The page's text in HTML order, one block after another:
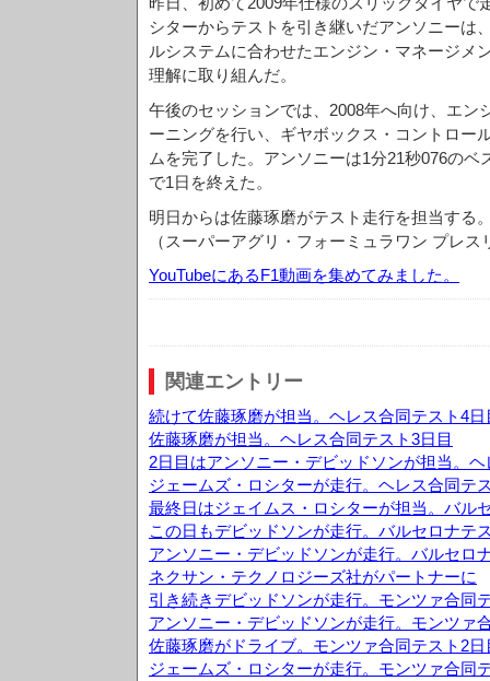
シターからテストを引き継いだアンソニーは
ルシステムに合わせたエンジン・マネージメ
理解に取り組んだ。
午後のセッションでは、2008年へ向け、エン
ーニングを行い、ギヤボックス・コントロー
ムを完了した。アンソニーは1分21秒076のベ
で1日を終えた。
明日からは佐藤琢磨がテスト走行を担当する
（スーパーアグリ・フォーミュラワン プレス
YouTubeにあるF1動画を集めてみました。
関連エントリー
続けて佐藤琢磨が担当。ヘレス合同テスト4日
佐藤琢磨が担当。ヘレス合同テスト3日目
2日目はアンソニー・デビッドソンが担当。
ジェームズ・ロシターが走行。ヘレス合同テ
最終日はジェイムス・ロシターが担当。バル
この日もデビッドソンが走行。バルセロナテ
アンソニー・デビッドソンが走行。バルセロ
ネクサン・テクノロジーズ社がパートナーに
引き続きデビッドソンが走行。モンツァ合同
アンソニー・デビッドソンが走行。モンツァ
佐藤琢磨がドライブ。モンツァ合同テスト2日
ジェームズ・ロシターが走行。モンツァ合同